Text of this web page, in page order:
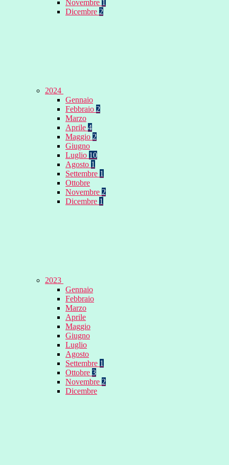
Novembre 1
Dicembre 2
2024
Gennaio
Febbraio 2
Marzo
Aprile 4
Maggio 2
Giugno
Luglio 10
Agosto 1
Settembre 1
Ottobre
Novembre 2
Dicembre 1
2023
Gennaio
Febbraio
Marzo
Aprile
Maggio
Giugno
Luglio
Agosto
Settembre 1
Ottobre 3
Novembre 2
Dicembre